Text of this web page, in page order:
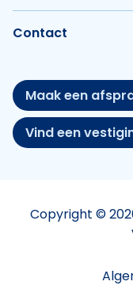
Contact
Maak een
Vind een
Copyright ©